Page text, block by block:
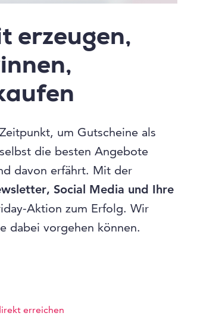
erzeugen,
um Gutscheine als
die besten Angebote
davon erfährt. Mit der
Social Media und Ihre
Aktion zum Erfolg. Wir
dabei vorgehen können.
erreichen